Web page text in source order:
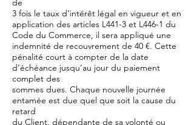
de
3 fois le taux d’intérêt légal en vigueur et en
application des articles L441-3 et L446-1 du
Code du Commerce, il sera appliqué une
indemnité de recouvrement de 40 €. Cette
pénalité court à compter de la date
d’échéance jusqu’au jour du paiement
complet des
sommes dues. Chaque nouvelle journée
entamée est due quel que soit la cause du
retard
du Client, dépendante de sa volonté ou